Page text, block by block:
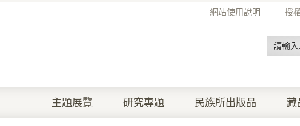
網站使用說明 授
主題展覽 研究專題 民族所出版品 藏